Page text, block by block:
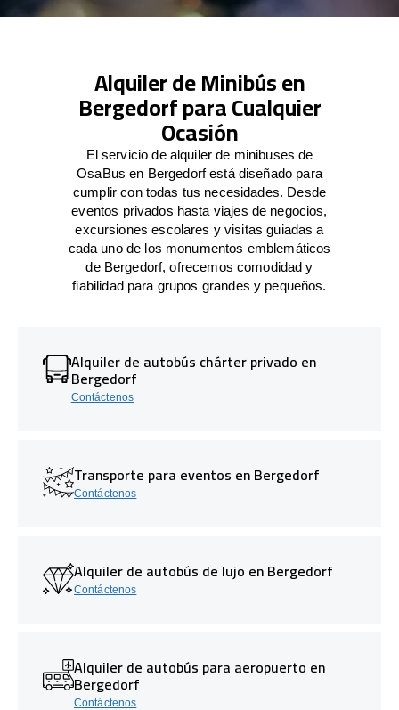
Alquiler de Minibús en
Bergedorf para Cualquier
Ocasión
El servicio de alquiler de minibuses de
OsaBus en Bergedorf está diseñado para
cumplir con todas tus necesidades. Desde
eventos privados hasta viajes de negocios,
excursiones escolares y visitas guiadas a
cada uno de los monumentos emblemáticos
de Bergedorf, ofrecemos comodidad y
fiabilidad para grupos grandes y pequeños.
Alquiler de autobús chárter privado en
Bergedorf
Contáctenos
Transporte para eventos en Bergedorf
Contáctenos
Alquiler de autobús de lujo en Bergedorf
Contáctenos
Alquiler de autobús para aeropuerto en
Bergedorf
Contáctenos